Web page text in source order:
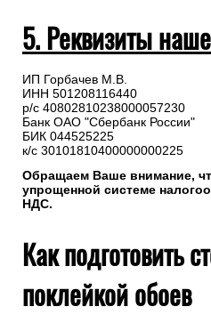
5. Реквизиты
ИП Горбачев М.В.
ИНН 501208116440
р/с 40802810238000057230
Банк ОАО "Сбербанк России"
БИК 044525225
к/с 30101810400000000225
Обращаем Ваше внимание,
упрощенной системе
НДС.
Как подготовить
поклейкой обоев